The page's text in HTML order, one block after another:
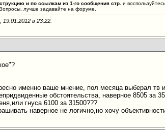
и по ссылкам из 1-го сообщения стр. и
лучше задавайте на форуме.
19.01.2012 в23:22
именно ваше мнение, пол месяца выберал тв
обстоятельства, наверное 8505 за
гнуса 6100 за 31500???
наверное не логично,но хочу